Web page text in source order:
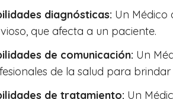
diagnósticas: Un Médico
que afecta a un paciente.
de comunicación: Un
de la salud para
de tratamiento: Un